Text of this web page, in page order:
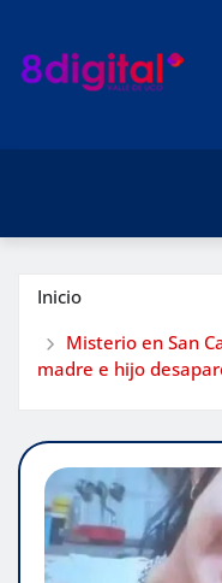
contenido
Inicio
Misterio en San
madre e hijo